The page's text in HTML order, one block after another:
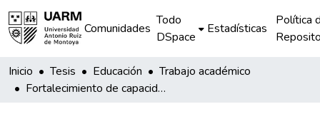
Comunidades
Todo
DSpace
Estadísticas
Política
Inicio Tesis Educación
Trabajo académico
Fortalecimiento de capacidades en el uso de material estructurado en la enseñanza de la Matemática por los docentes del III Ciclo del IE 50120 de Pucyura